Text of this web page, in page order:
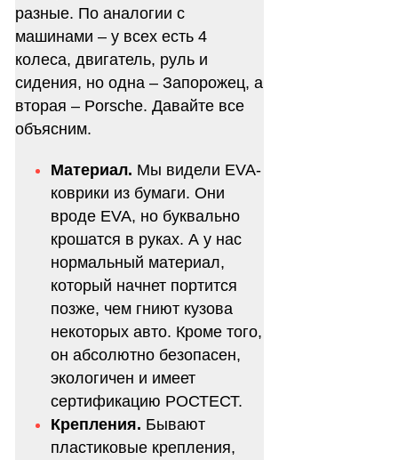
разные. По аналогии с
машинами – у всех есть 4
колеса, двигатель, руль и
сидения, но одна – Запорожец, а
вторая – Porsche. Давайте все
объясним.
Материал. Мы видели EVA-
коврики из бумаги. Они
вроде EVA, но буквально
крошатся в руках. А у нас
нормальный материал,
который начнет портится
позже, чем гниют кузова
некоторых авто. Кроме того,
он абсолютно безопасен,
экологичен и имеет
сертификацию РОСТЕСТ.
Крепления. Бывают
пластиковые крепления,